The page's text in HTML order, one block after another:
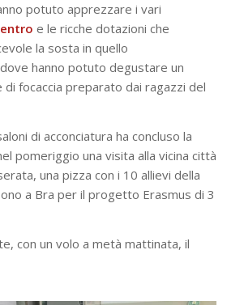
potuto apprezzare i vari
e le ricche dotazioni che
la sosta in quello
hanno potuto degustare un
di focaccia preparato dai ragazzi del
di acconciatura ha concluso la
pomeriggio una visita alla vicina città
una pizza con i 10 allievi della
a Bra per il progetto Erasmus di 3
con un volo a metà mattinata, il